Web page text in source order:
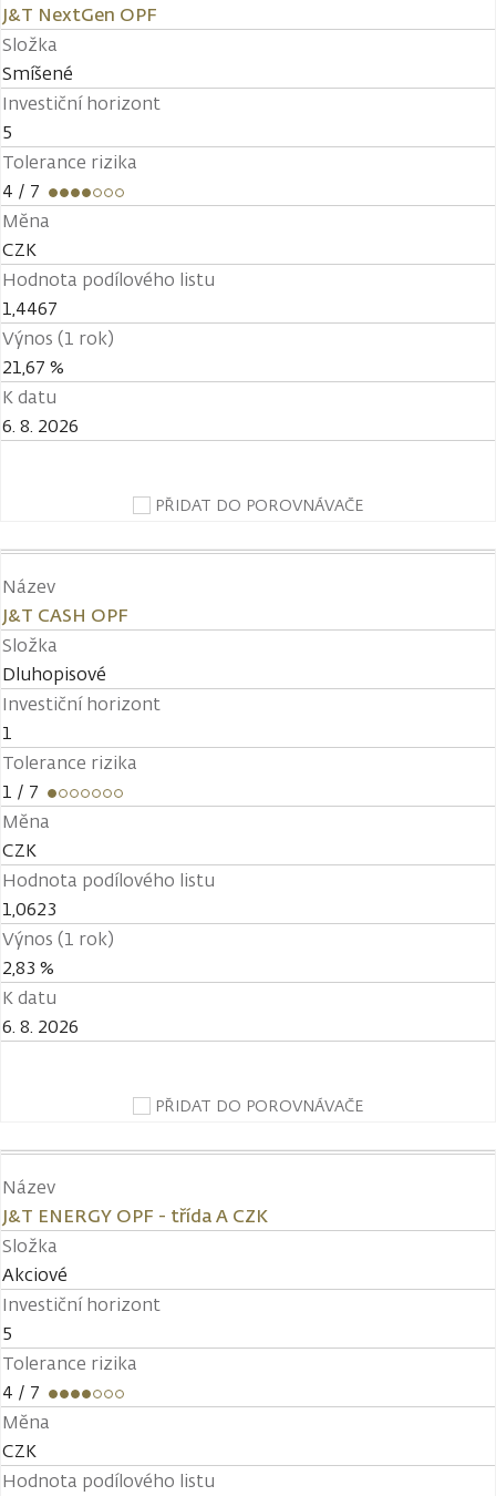
J&T NextGen OPF
Složka
Smíšené
Investiční horizont
5
Tolerance rizika
4 / 7
Měna
CZK
Hodnota podílového listu
1,4467
Výnos (1 rok)
21,67 %
K datu
6. 8. 2026
PŘIDAT DO POROVNÁVAČE
Název
J&T CASH OPF
Složka
Dluhopisové
Investiční horizont
1
Tolerance rizika
1 / 7
Měna
CZK
Hodnota podílového listu
1,0623
Výnos (1 rok)
2,83 %
K datu
6. 8. 2026
PŘIDAT DO POROVNÁVAČE
Název
J&T ENERGY OPF - třída A CZK
Složka
Akciové
Investiční horizont
5
Tolerance rizika
4 / 7
Měna
CZK
Hodnota podílového listu